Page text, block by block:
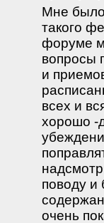
Мне было
такого
форуме
вопросы
и
всех и
хорошо -
поводу и
очень